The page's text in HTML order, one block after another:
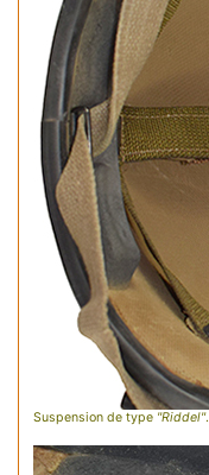
Suspension de type "Riddel".